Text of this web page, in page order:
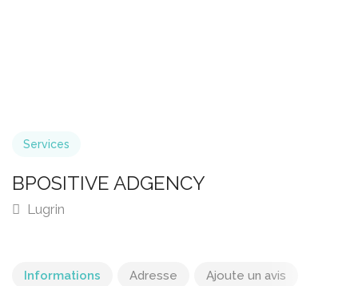
Services
BPOSITIVE ADGENCY
Lugrin
Informations Adresse Ajoute un avis